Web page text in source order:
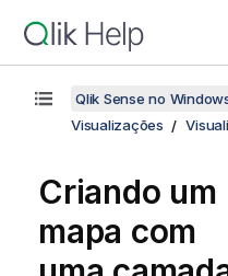
Qlik Sense no
Visualizações
Criando um
mapa com